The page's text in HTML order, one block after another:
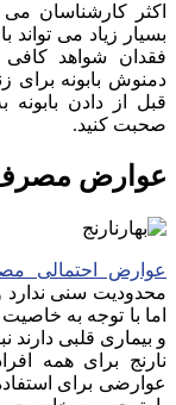
اکثر کارشناسان
بسیار زیاد می
فقدان شواهد
دمنوش بابونه برای
قبل از دادن
صحبت کنید.
عوارض مصرف
عوارض احتمالی
محدودیت سنی
اما با توجه به
و بیماری قلبی
نارنج برای همه
عوارضی برای